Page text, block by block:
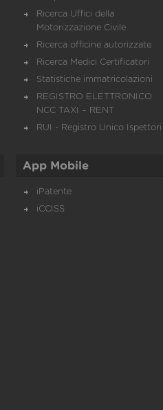
Ricerca Uffici della
Motorizzazione Civile
Ricerca officine autorizzate
Ricerca Medici Certificatori
Statistiche immatricolazioni
REGISTRO ELETTRONICO
NCC TAXI – RENT
RUI - Registro Unico Ispettori
App Mobile
iPatente
iCCISS